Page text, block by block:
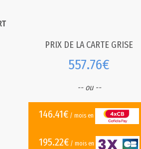
PRIX DE LA CARTE GRISE
557.76€
-- ou --
146.41€ / mois en
195.22€/ mois en